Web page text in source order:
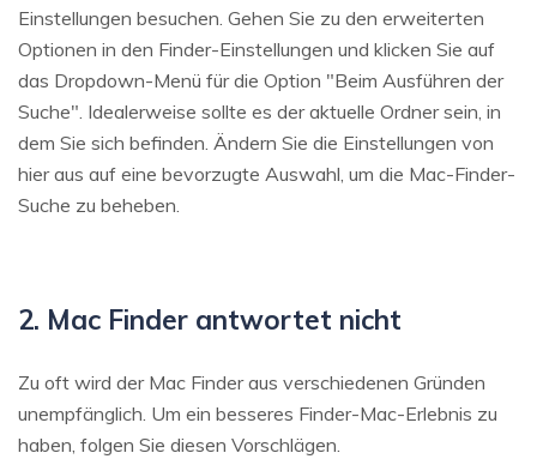
Einstellungen besuchen. Gehen Sie zu den erweiterten
Optionen in den Finder-Einstellungen und klicken Sie auf
das Dropdown-Menü für die Option "Beim Ausführen der
Suche". Idealerweise sollte es der aktuelle Ordner sein, in
dem Sie sich befinden. Ändern Sie die Einstellungen von
hier aus auf eine bevorzugte Auswahl, um die Mac-Finder-
Suche zu beheben.
2. Mac Finder antwortet nicht
Zu oft wird der Mac Finder aus verschiedenen Gründen
unempfänglich. Um ein besseres Finder-Mac-Erlebnis zu
haben, folgen Sie diesen Vorschlägen.